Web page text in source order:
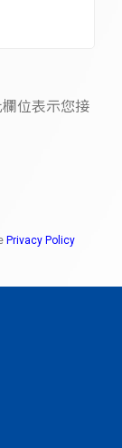
位表示您接
Privacy Policy